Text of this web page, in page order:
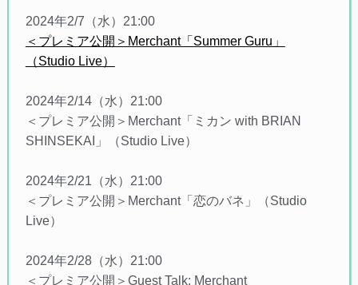
2024年2/7（水）21:00
＜プレミア公開＞Merchant「Summer Guru」
（Studio Live）
2024年2/14（水）21:00
＜プレミア公開＞Merchant「ミカン with BRIAN
SHINSEKAI」（Studio Live）
2024年2/21（水）21:00
＜プレミア公開＞Merchant「恋のバネ」（Studio
Live）
2024年2/28（水）21:00
＜プレミア公開＞Guest Talk: Merchant